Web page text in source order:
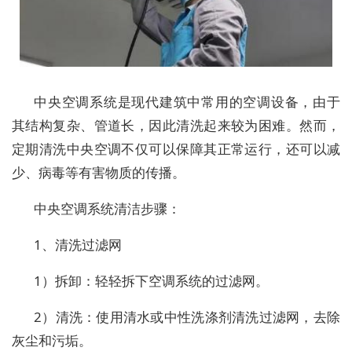
中央空调系统是现代建筑中常用的空调设备，由于
其结构复杂、管道长，因此清洗起来较为困难。然而，
定期清洗中央空调不仅可以保障其正常运行，还可以减
少、病毒等有害物质的传播。
中央空调系统清洁步骤：
1、清洗过滤网
1）拆卸：轻轻拆下空调系统的过滤网。
2）清洗：使用清水或中性洗涤剂清洗过滤网，去除
灰尘和污垢。